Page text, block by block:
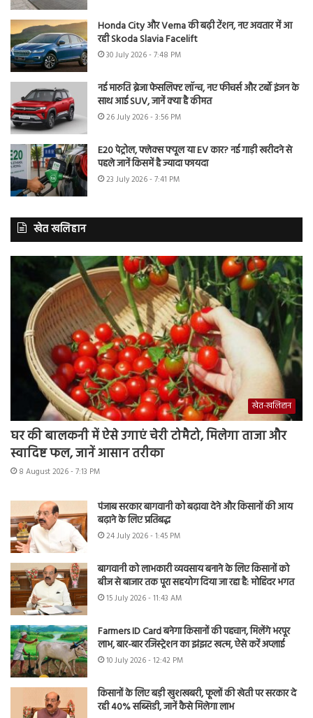
Honda City और Verna की बढ़ी टेंशन, नए अवतार में आ
रही Skoda Slavia Facelift
30 July 2026 - 7:48 PM
नई मारुति ब्रेजा फेसलिफ्ट लॉन्च, नए फीचर्स और टर्बो इंजन के
साथ आई SUV, जानें क्या है कीमत
26 July 2026 - 3:56 PM
E20 पेट्रोल, फ्लेक्स फ्यूल या EV कार? नई गाड़ी खरीदने से
पहले जानें किसमें है ज्यादा फायदा
23 July 2026 - 7:41 PM
खेत खलिहान
खेत-खलिहान
घर की बालकनी में ऐसे उगाएं चेरी टोमैटो, मिलेगा ताजा और
स्वादिष्ट फल, जानें आसान तरीका
8 August 2026 - 7:13 PM
पंजाब सरकार बागवानी को बढ़ावा देने और किसानों की आय
बढ़ाने के लिए प्रतिबद्ध
24 July 2026 - 1:45 PM
बागवानी को लाभकारी व्यवसाय बनाने के लिए किसानों को
बीज से बाजार तक पूरा सहयोग दिया जा रहा है: मोहिंदर भगत
15 July 2026 - 11:43 AM
Farmers ID Card बनेगा किसानों की पहचान, मिलेंगे भरपूर
लाभ, बार-बार रजिस्ट्रेशन का झंझट खत्म, ऐसे करें अप्लाई
10 July 2026 - 12:42 PM
किसानों के लिए बड़ी खुशखबरी, फूलों की खेती पर सरकार दे
रही 40% सब्सिडी, जानें कैसे मिलेगा लाभ